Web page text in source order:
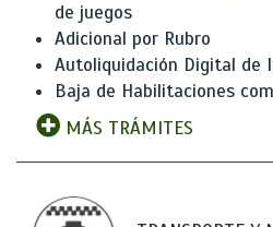
de juegos
Adicional por Rubro
Autoliquidación Digital de
Baja de Habilitaciones
MÁS TRÁMITES